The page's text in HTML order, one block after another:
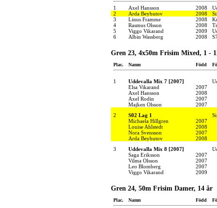
1 Axel Hansson 2008
2
Arda Beybutov 2008
3
Linus Framme 2008
4
Rasmus Olsson 2008
5
Viggo Vikarand 2009
6
Albin Wassberg 2008
Gren 23, 4x50m Frisim Mixed, 1 -
Plac. Namn Född
1 Uddevalla Mix 7 [2007]
Elsa Vikarand
2007
Axel Hansson
2008
Axel Rodin
2007
Majken Olsson
2007
2
S02 Lag 1
Michaela Hillgren
2007
Louise Ahlstedt
2008
Nora Svensson
2007
Arda Beybutov
2008
3
Uddevalla Mix 8 [2007]
Saga Eriksson
2007
Vilma Olsson
2007
Leo Blomberg
2007
Viggo Vikarand
2009
Gren 24, 50m Frisim Damer, 14 år
Plac. Namn Född